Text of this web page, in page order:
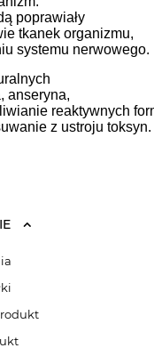
poprawiały
tkanek organizmu,
systemu nerwowego.
anseryna,
reaktywnych
z ustroju toksyn.